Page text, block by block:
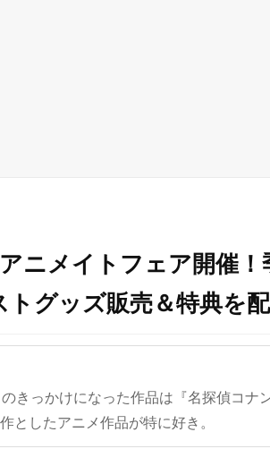
ニメイトフェア開催！
グッズ販売＆特典を
きっかけになった作品は『名探偵コナン
としたアニメ作品が特に好き。